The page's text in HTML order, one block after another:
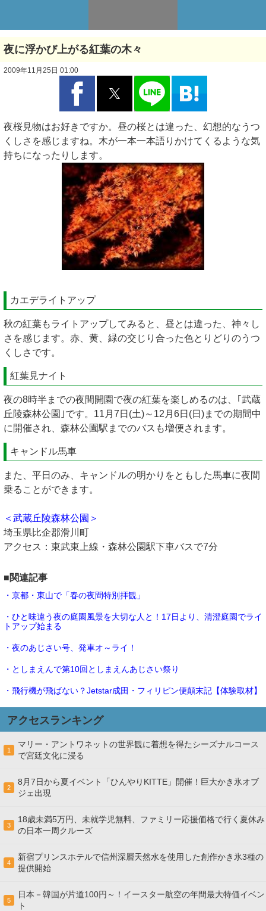
夜に浮かび上がる紅葉の木々
2009年11月25日 01:00
夜桜見物はお好きですか。昼の桜とは違った、幻想的なうつ
くしさを感じますね。木が一本一本語りかけてくるような気
持ちになったりします。
カエデライトアップ
秋の紅葉もライトアップしてみると、昼とは違った、神々し
さを感じます。赤、黄、緑の交じり合った色とりどりのうつ
くしさです。
紅葉見ナイト
夜の8時半までの夜間開園で夜の紅葉を楽しめるのは、｢武蔵
丘陵森林公園｣です。11月7日(土)～12月6日(日)までの期間中
に開催され、森林公園駅までのバスも増便されます。
キャンドル馬車
また、平日のみ、キャンドルの明かりをともした馬車に夜間
乗ることができます。
＜武蔵丘陵森林公園＞
埼玉県比企郡滑川町
アクセス：東武東上線・森林公園駅下車バスで7分
■関連記事
・京都・東山で「春の夜間特別拝観」
・ひと味違う夜の庭園風景を大切な人と！17日より、清澄庭園でライ
トアップ始まる
・夜のあじさい号、発車オ～ライ！
・としまえんで第10回としまえんあじさい祭り
・飛行機が飛ばない？Jetstar成田・フィリピン便顛末記【体験取材】
アクセスランキング
1
マリー・アントワネットの世界観に着想を得たシーズナルコース
で宮廷文化に浸る
2
8月7日から夏イベント「ひんやりKITTE」開催！巨大かき氷オブ
ジェ出現
3
18歳未満5万円、未就学児無料、ファミリー応援価格で行く夏休み
の日本一周クルーズ
4
新宿プリンスホテルで信州深層天然水を使用した創作かき氷3種の
提供開始
5
日本－韓国が片道100円～！イースター航空の年間最大特価イベン
ト